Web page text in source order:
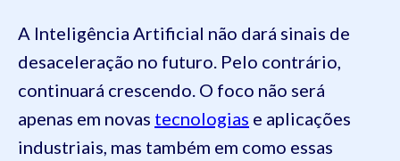
A Inteligência Artificial não dará sinais de
desaceleração no futuro. Pelo contrário,
continuará crescendo. O foco não será
apenas em novas tecnologias e aplicações
industriais, mas também em como essas